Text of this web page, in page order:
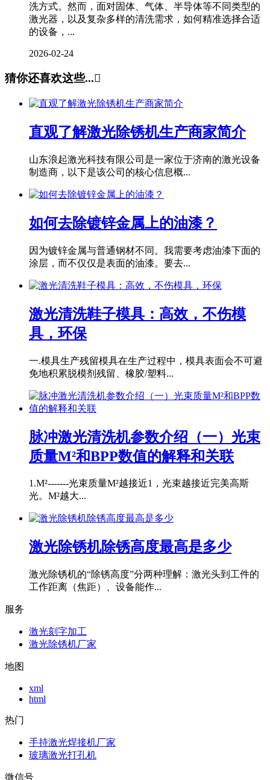
洗方式。然而，面对固体、气体、半导体等不同类型的
激光器，以及复杂多样的清洗需求，如何精准选择合适
的设备，...
2026-02-24
猜你还喜欢这些...
直观了解激光除锈机生产商家简介
山东浪起激光科技有限公司是一家位于济南的激光设备
制造商，以下是该公司的核心信息概...
如何去除镀锌金属上的油漆？
因为镀锌金属与普通钢材不同。我需要考虑油漆下面的
涂层，而不仅仅是表面的油漆。要去...
激光清洗鞋子模具：高效，不伤模
具，环保
一.模具生产残留模具在生产过程中，模具表面会不可避
免地积累脱模剂残留、橡胶/塑料...
脉冲激光清洗机参数介绍（一）光束
质量M²和BPP数值的解释和关联
1.M²-------光束质量M²越接近1，光束越接近完美高斯
光。M²越大...
激光除锈机除锈高度最高是多少
激光除锈机的“除锈高度”分两种理解：激光头到工件的
工作距离（焦距）、设备能作...
服务
激光刻字加工
激光除锈机厂家
地图
xml
html
热门
手持激光焊接机厂家
玻璃激光打孔机
微信号